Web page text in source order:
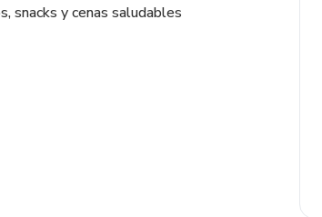
snacks y cenas saludables